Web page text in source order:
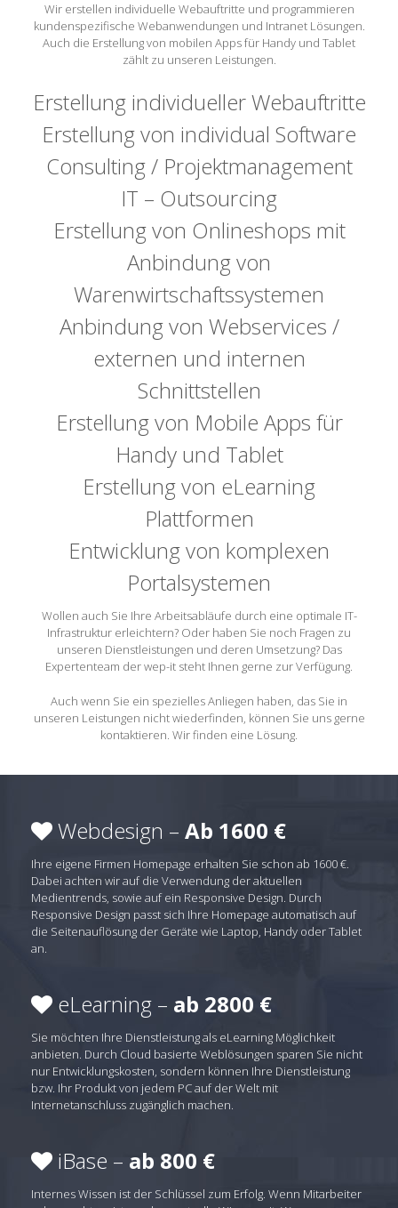
Wir erstellen individuelle Webauftritte und programmieren
kundenspezifische Webanwendungen und Intranet Lösungen.
Auch die Erstellung von mobilen Apps für Handy und Tablet
zählt zu unseren Leistungen.
Erstellung individueller Webauftritte
Erstellung von individual Software
Consulting / Projektmanagement
IT – Outsourcing
Erstellung von Onlineshops mit
Anbindung von
Warenwirtschaftssystemen
Anbindung von Webservices /
externen und internen
Schnittstellen
Erstellung von Mobile Apps für
Handy und Tablet
Erstellung von eLearning
Plattformen
Entwicklung von komplexen
Portalsystemen
Wollen auch Sie Ihre Arbeitsabläufe durch eine optimale IT-
Infrastruktur erleichtern? Oder haben Sie noch Fragen zu
unseren Dienstleistungen und deren Umsetzung? Das
Expertenteam der wep-it steht Ihnen gerne zur Verfügung.
Auch wenn Sie ein spezielles Anliegen haben, das Sie in
unseren Leistungen nicht wiederfinden, können Sie uns gerne
kontaktieren. Wir finden eine Lösung.
Webdesign – Ab 1600 €
Ihre eigene Firmen Homepage erhalten Sie schon ab 1600 €.
Dabei achten wir auf die Verwendung der aktuellen
Medientrends, sowie auf ein Responsive Design. Durch
Responsive Design passt sich Ihre Homepage automatisch auf
die Seitenauflösung der Geräte wie Laptop, Handy oder Tablet
an.
eLearning – ab 2800 €
Sie möchten Ihre Dienstleistung als eLearning Möglichkeit
anbieten. Durch Cloud basierte Weblösungen sparen Sie nicht
nur Entwicklungskosten, sondern können Ihre Dienstleistung
bzw. Ihr Produkt von jedem PC auf der Welt mit
Internetanschluss zugänglich machen.
iBase – ab 800 €
Internes Wissen ist der Schlüssel zum Erfolg. Wenn Mitarbeiter